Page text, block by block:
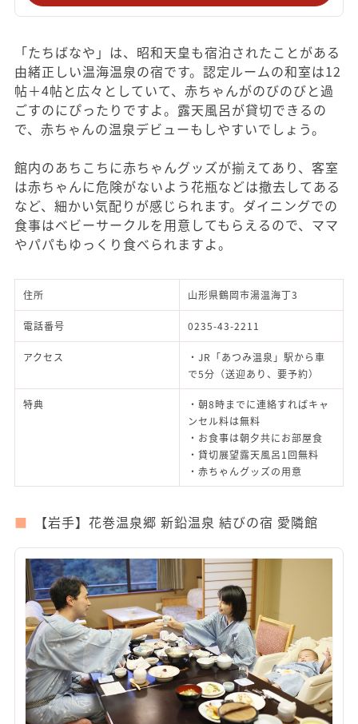
「たちばなや」は、昭和天皇も宿泊されたことがある
由緒正しい温海温泉の宿です。認定ルームの和室は12
帖＋4帖と広々としていて、赤ちゃんがのびのびと過
ごすのにぴったりですよ。露天風呂が貸切できるの
で、赤ちゃんの温泉デビューもしやすいでしょう。
館内のあちこちに赤ちゃんグッズが揃えてあり、客室
は赤ちゃんに危険がないよう花瓶などは撤去してある
など、細かい気配りが感じられます。ダイニングでの
食事はベビーサークルを用意してもらえるので、ママ
やパパもゆっくり食べられますよ。
住所 山形県鶴岡市湯温海丁3
電話番号 0235-43-2211
アクセス
・JR「あつみ温泉」駅から車
で5分（送迎あり、要予約）
特典
・朝8時までに連絡すればキャ
ンセル料は無料
・お食事は朝夕共にお部屋食
・貸切展望露天風呂1回無料
・赤ちゃんグッズの用意
【岩手】花巻温泉郷 新鉛温泉 結びの宿 愛隣館